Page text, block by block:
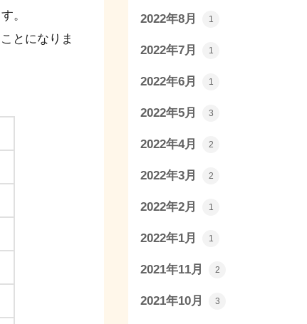
。
とになりま
2022年8月 1
2022年7月 1
2022年6月 1
2022年5月 3
2022年4月 2
2022年3月 2
2022年2月 1
2022年1月 1
2021年11月 2
2021年10月 3